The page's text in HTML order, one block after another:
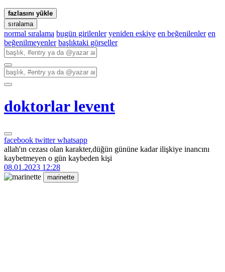
fazlasını yükle
sıralama
normal sıralama bugün girilenler yeniden eskiye en beğenilenler en
beğenilmeyenler başlıktaki görseller
doktorlar levent
facebook twitterwhatsapp
allah'ın cezası olan karakter,düğün gününe kadar ilişkiye inancını
kaybetmeyen o gün kaybeden kişi
08.01.2023 12:28
marinette